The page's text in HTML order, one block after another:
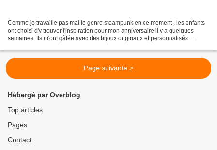
Comme je travaille pas mal le genre steampunk en ce moment , les enfants
ont choisi d'y trouver l'inspiration pour mon anniversaire il y a quelques
semaines. Ils m'ont gâtée avec des bijoux originaux et personnalisés .
Page suivante >
Hébergé par Overblog
Top articles
Pages
Contact